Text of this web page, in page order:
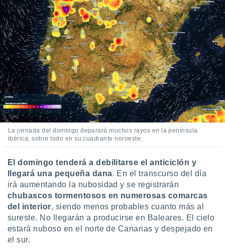
La jornada del domingo deparará muchos rayos en la península
ibérica, sobre todo en su cuadrante noroeste.
El domingo tenderá a debilitarse el anticiclón y
llegará una pequeña dana. En el transcurso del día
irá aumentando la nubosidad y se registrarán
chubascos tormentosos en numerosas comarcas
del interior, siendo menos probables cuanto más al
sureste. No llegarán a producirse en Baleares. El cielo
estará nuboso en el norte de Canarias y despejado en
el sur.